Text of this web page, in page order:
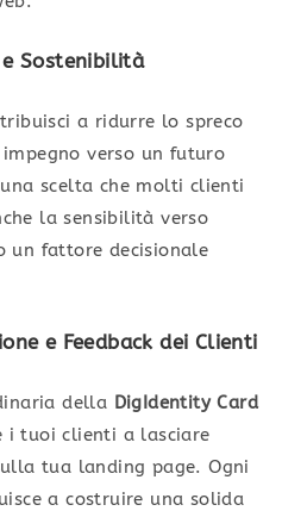
Sostenibilità
a ridurre lo spreco
verso un futuro
scelta che molti clienti
la sensibilità verso
un fattore decisionale
e Feedback dei Clienti
della DigIdentity Card
i tuoi clienti a lasciare
tua landing page. Ogni
a costruire una solida